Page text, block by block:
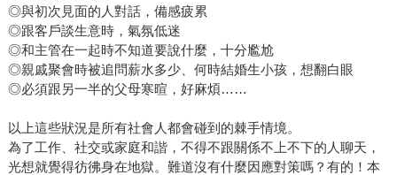
◎與初次見面的人對話，備感疲累
◎跟客戶談生意時，氣氛低迷
◎和主管在一起時不知道要說什麼，十分尷尬
◎親戚聚會時被追問薪水多少、何時結婚生小孩，想翻白眼
◎必須跟另一半的父母寒暄，好麻煩……
以上這些狀況是所有社會人都會碰到的棘手情境。
為了工作、社交或家庭和諧，不得不跟關係不上不下的人聊天，
光想就覺得彷彿身在地獄。難道沒有什麼因應對策嗎？有的！本